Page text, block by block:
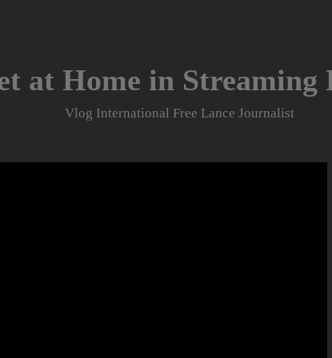
at Home in Streaming
Vlog International Free Lance Journalist